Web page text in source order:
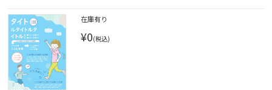
在庫有り
¥0(税込)